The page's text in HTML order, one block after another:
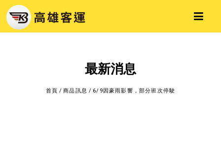
最新消息
首頁 /商品訊息 / 6/9因豪雨影響，部分班次停駛